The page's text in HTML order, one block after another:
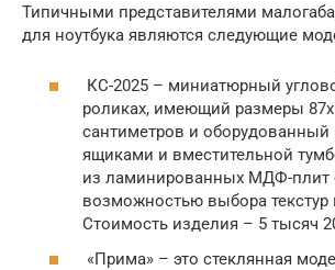
Типичными представителями
для ноутбука являются следующие
КС-2025 – миниатюрный
роликах, имеющий размеры
сантиметров и
ящиками и вместительной
из ламинированных МДФ-плит
возможностью выбора текстур
Стоимость изделия – 5 тысяч
«Прима» – это стеклянная